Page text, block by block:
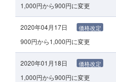
1,000円から900円に変更
2020年04月17日 価格改定
900円から1,000円に変更
2020年01月18日 価格改定
1,000円から900円に変更